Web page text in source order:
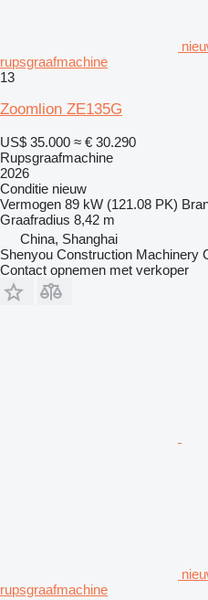
rupsgraafmachine
13
Zoomlion ZE135G
US$ 35.000 ≈ € 30.290
Rupsgraafmachine
2026
Conditie nieuw
Vermogen 89 kW (121.08 PK)
Graafradius 8,42 m
China, Shanghai
Shenyou Construction Machinery
Contact opnemen met verkoper
rupsgraafmachine